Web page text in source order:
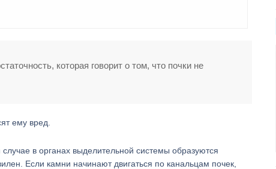
которая говорит о том, что почки не
ему вред.
в органах выделительной системы образуются
Если камни начинают двигаться по канальцам почек,